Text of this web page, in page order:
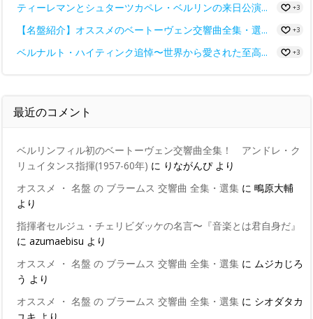
ティーレマンとシュターツカペレ・ベルリンの来日公演... +3
【名盤紹介】オススメのベートーヴェン交響曲全集・選... +3
ベルナルト・ハイティンク追悼〜世界から愛された至高... +3
最近のコメント
ベルリンフィル初のベートーヴェン交響曲全集！ アンドレ・ク
リュイタンス指揮(1957-60年) に りながんぴより
オススメ ・ 名盤 の ブラームス 交響曲 全集・選集 に 鴫原大輔
より
指揮者セルジュ・チェリビダッケの名言〜『音楽とは君自身だ』
に azumaebisu より
オススメ ・ 名盤 の ブラームス 交響曲 全集・選集 に ムジカじろ
う より
オススメ ・ 名盤 の ブラームス 交響曲 全集・選集 に シオダタカ